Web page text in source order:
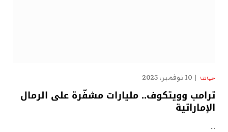
حياتنا 10 نوفمبر، 2025
ترامب وويتكوف.. مليارات مشفّرة على الرمال
الإماراتية
…